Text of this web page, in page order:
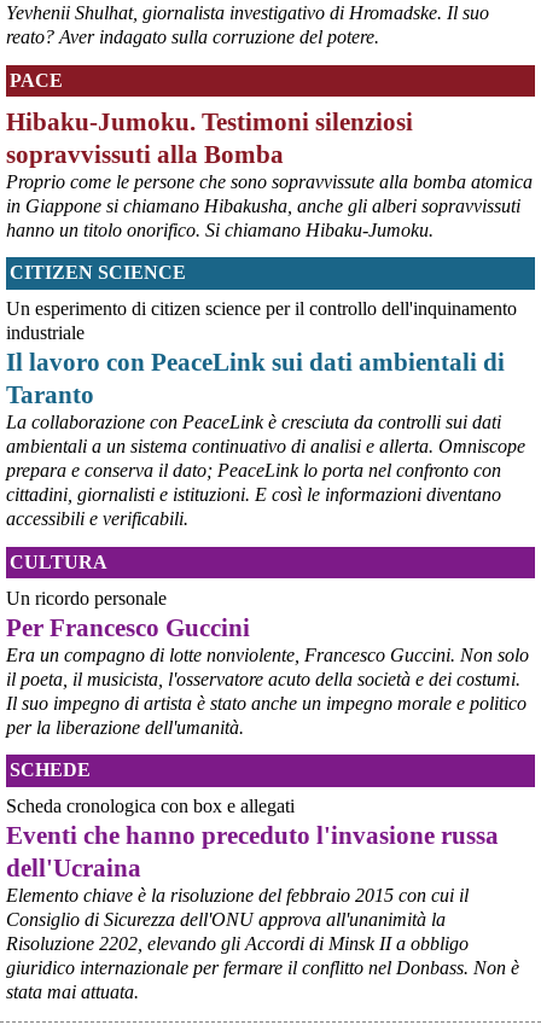
@peacelink - 9/8/2026 10:46
Da Luisa Morgantini, presidente di AssopacePalestina (per contatti:
lmorgantiniassopace@gmail.com)
A Supino, in provincia di Frosinone, al centro di AssopacePalestina
"Bab el Sham" (la  porta del sole), dal 16 al 23 agosto 2026, 60
studentesse e studenti di Gaza, che hanno avuto scholarship da
diverse Universita' italiane, si incontreranno per conoscersi,
scambiare idee, essere di reciproco aiuto, per condividere la loro
situazione, i bisogni e le necessita'.
dirittiglobali Palestina
@peacelink - 9/8/2026 10:43
Ivrea, 232° Presidio per la Pace di Sabato 8° agosto 2026 - Report
fotografico
#pace #pcknews
Yevhenii Shulhat, giornalista investigativo di Hromadske. Il suo
reato? Aver indagato sulla corruzione del potere.
PACE
Hibaku-Jumoku. Testimoni silenziosi
sopravvissuti alla Bomba
Proprio come le persone che sono sopravvissute alla bomba atomica
in Giappone si chiamano Hibakusha, anche gli alberi sopravvissuti
hanno un titolo onorifico. Si chiamano Hibaku-Jumoku.
CITIZEN SCIENCE
Un esperimento di citizen science per il controllo dell'inquinamento
industriale
Il lavoro con PeaceLink sui dati ambientali di
Taranto
La collaborazione con PeaceLink è cresciuta da controlli sui dati
ambientali a un sistema continuativo di analisi e allerta. Omniscope
prepara e conserva il dato; PeaceLink lo porta nel confronto con
cittadini, giornalisti e istituzioni. E così le informazioni diventano
accessibili e verificabili.
CULTURA
Un ricordo personale
Per Francesco Guccini
Era un compagno di lotte nonviolente, Francesco Guccini. Non solo
il poeta, il musicista, l'osservatore acuto della società e dei costumi.
Il suo impegno di artista è stato anche un impegno morale e politico
per la liberazione dell'umanità.
SCHEDE
Scheda cronologica con box e allegati
Eventi che hanno preceduto l'invasione russa
dell'Ucraina
Elemento chiave è la risoluzione del febbraio 2015 con cui il
Consiglio di Sicurezza dell'ONU approva all'unanimità la
Risoluzione 2202, elevando gli Accordi di Minsk II a obbligo
giuridico internazionale per fermare il conflitto nel Donbass. Non è
stata mai attuata.